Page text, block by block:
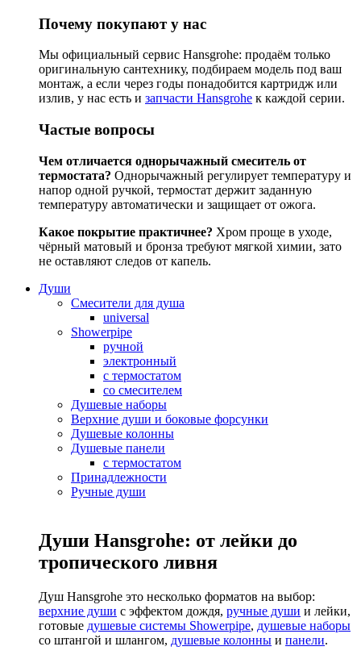
Почему покупают у нас
Мы официальный сервис Hansgrohe: продаём только
оригинальную сантехнику, подбираем модель под ваш
монтаж, а если через годы понадобится картридж или
излив, у нас есть и запчасти Hansgrohe к каждой серии.
Частые вопросы
Чем отличается однорычажный смеситель от
термостата? Однорычажный регулирует температуру и
напор одной ручкой, термостат держит заданную
температуру автоматически и защищает от ожога.
Какое покрытие практичнее? Хром проще в уходе,
чёрный матовый и бронза требуют мягкой химии, зато
не оставляют следов от капель.
Души
Смесители для душа
universal
Showerpipe
ручной
электронный
с термостатом
со смесителем
Душевые наборы
Верхние души и боковые форсунки
Душевые колонны
Душевые панели
с термостатом
Принадлежности
Ручные души
Души Hansgrohe: от лейки до
тропического ливня
Душ Hansgrohe это несколько форматов на выбор:
верхние души с эффектом дождя, ручные души и лейки,
готовые душевые системы Showerpipe, душевые наборы
со штангой и шлангом, душевые колонны и панели.